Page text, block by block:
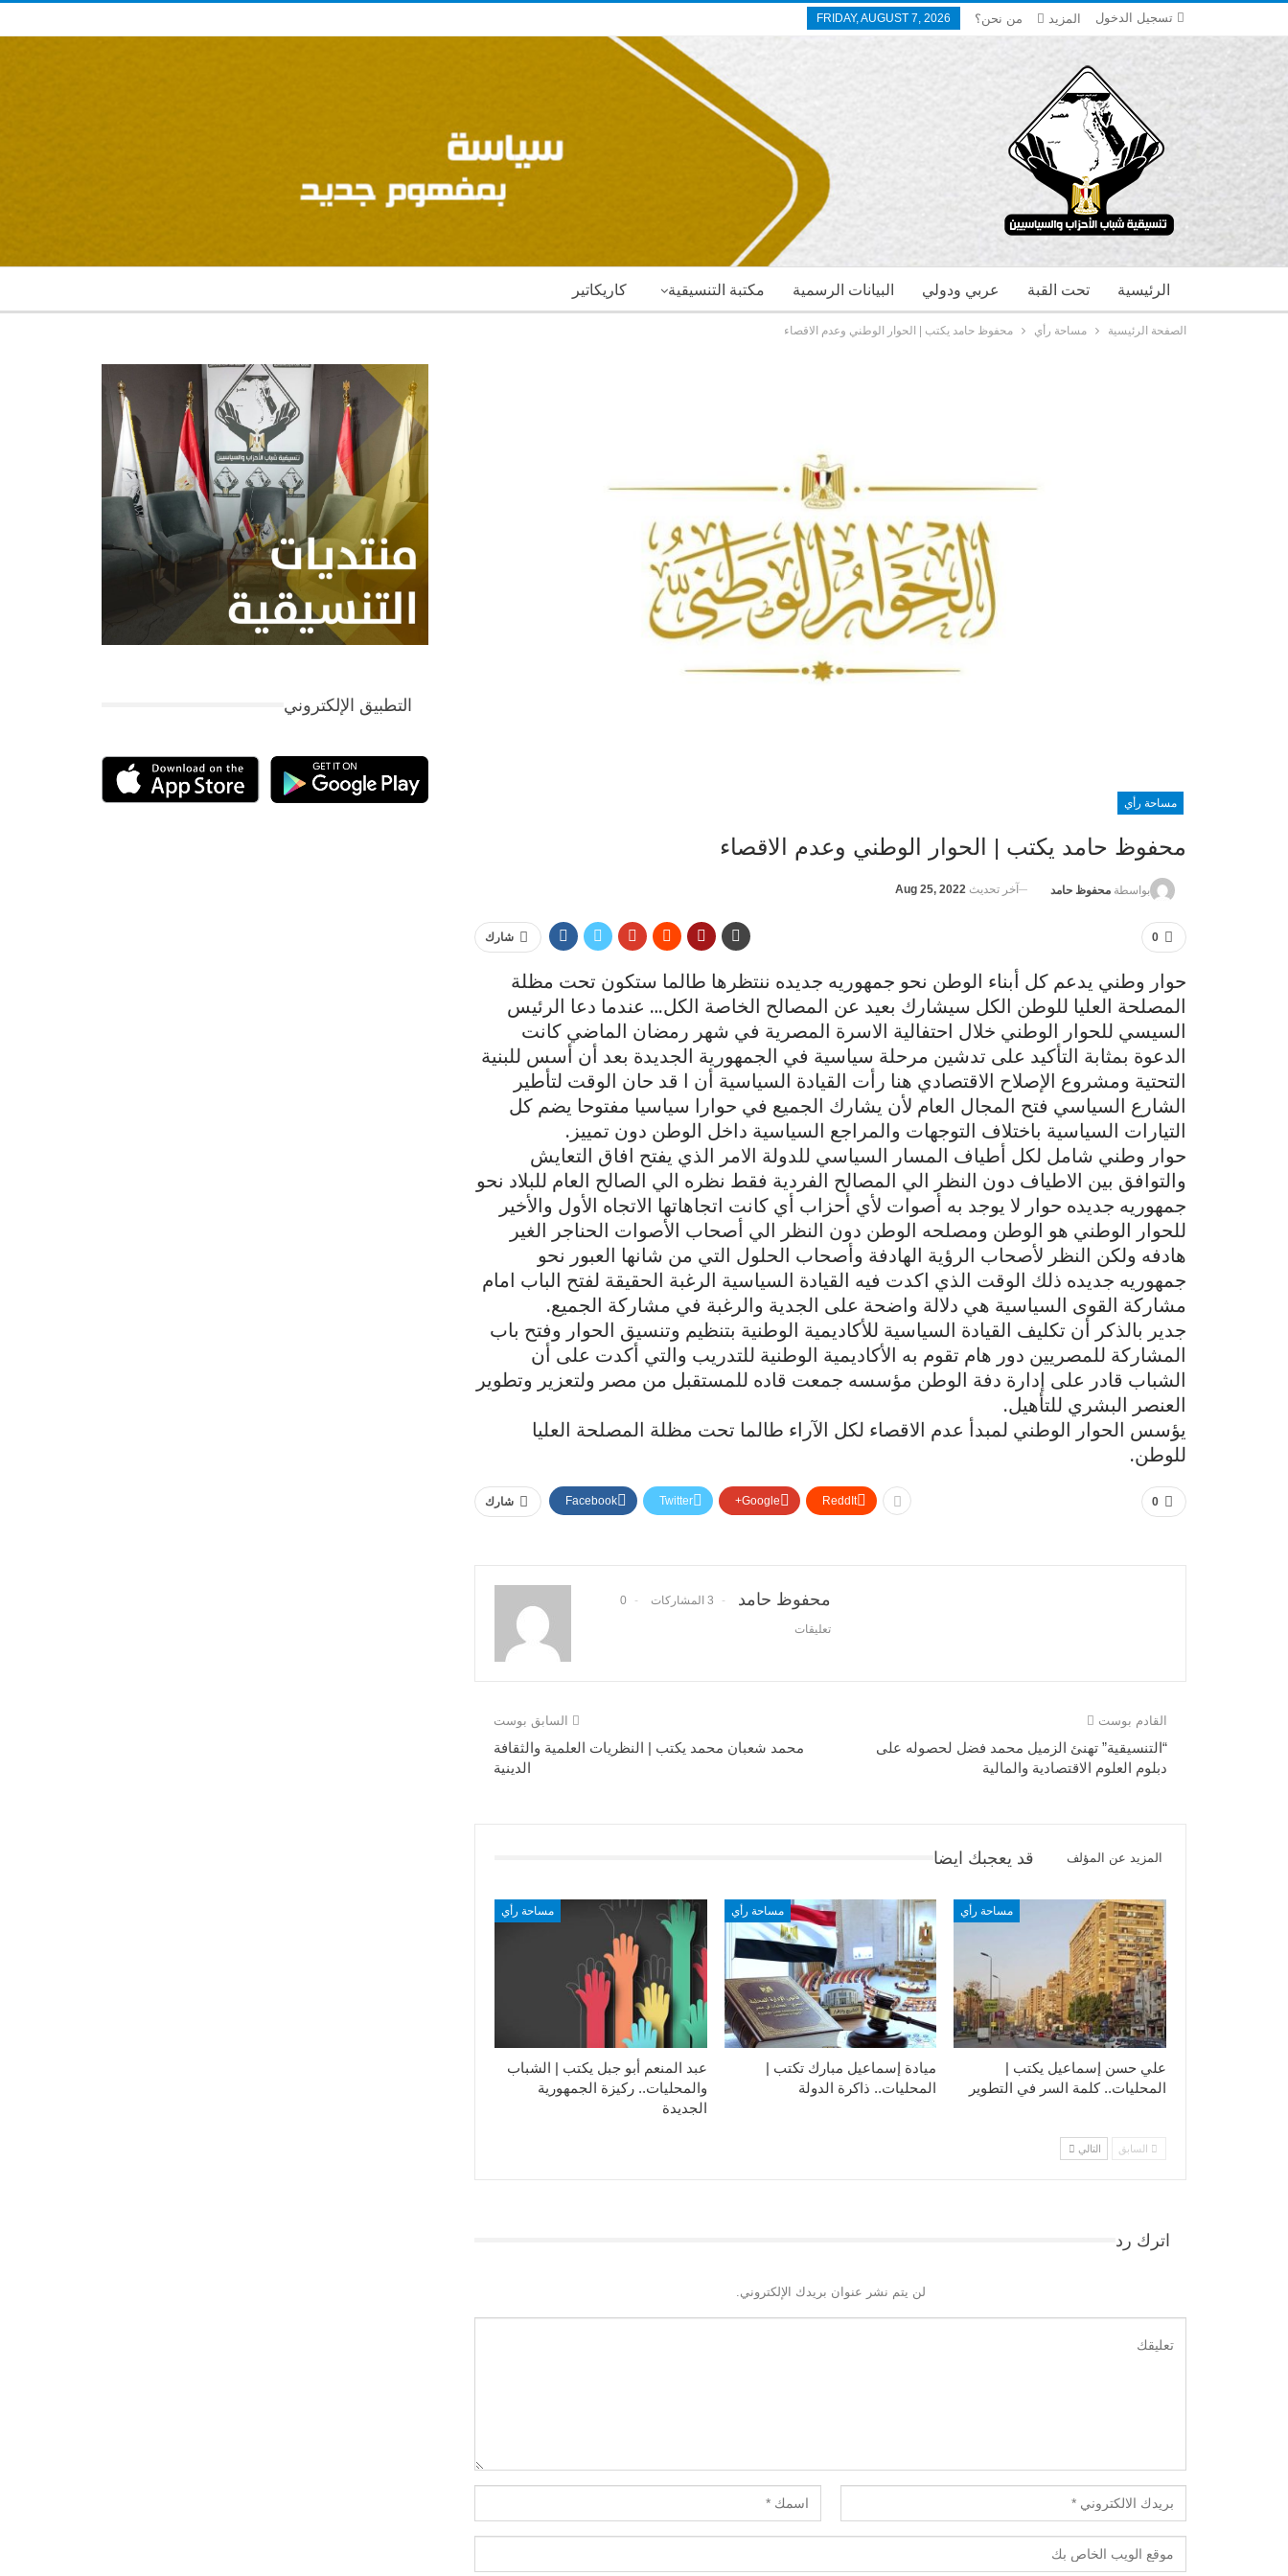
تسجيل الدخول FRIDAY, AUGUST 7, 2026 من نحن؟ المزيد
كاريكاتير مكتبة التنسيقية البيانات الرسمية عربي ودولي تحت القبة الرئيسية
الصفحة الرئيسية مساحة رأي محفوظ حامد يكتب | الحوار الوطني وعدم الاقصاء
مساحة رأي
محفوظ حامد يكتب | الحوار الوطني وعدم الاقصاء
بواسطة محفوظ حامد آخر تحديث Aug 25, 2022
0 شارك
حوار وطني يدعم كل أبناء الوطن نحو جمهوريه جديده ننتظرها طالما ستكون تحت مظلة
المصلحة العليا للوطن الكل سيشارك بعيد عن المصالح الخاصة الكل… عندما دعا الرئيس
السيسي للحوار الوطني خلال احتفالية الاسرة المصرية في شهر رمضان الماضي كانت
الدعوة بمثابة التأكيد على تدشين مرحلة سياسية في الجمهورية الجديدة بعد أن أسس للبنية
التحتية ومشروع الإصلاح الاقتصادي هنا رأت القيادة السياسية أن ا قد حان الوقت لتأطير
الشارع السياسي فتح المجال العام لأن يشارك الجميع في حوارا سياسيا مفتوحا يضم كل
التيارات السياسية باختلاف التوجهات والمراجع السياسية داخل الوطن دون تمييز.
حوار وطني شامل لكل أطياف المسار السياسي للدولة الامر الذي يفتح افاق التعايش
والتوافق بين الاطياف دون النظر الي المصالح الفردية فقط نظره الي الصالح العام للبلاد نحو
جمهوريه جديده حوار لا يوجد به أصوات لأي أحزاب أي كانت اتجاهاتها الاتجاه الأول والأخير
للحوار الوطني هو الوطن ومصلحه الوطن دون النظر الي أصحاب الأصوات الحناجر الغير
هادفه ولكن النظر لأصحاب الرؤية الهادفة وأصحاب الحلول التي من شانها العبور نحو
جمهوريه جديده ذلك الوقت الذي اكدت فيه القيادة السياسية الرغبة الحقيقة لفتح الباب امام
مشاركة القوى السياسية هي دلالة واضحة على الجدية والرغبة في مشاركة الجميع.
جدير بالذكر أن تكليف القيادة السياسية للأكاديمية الوطنية بتنظيم وتنسيق الحوار وفتح باب
المشاركة للمصريين دور هام تقوم به الأكاديمية الوطنية للتدريب والتي أكدت على أن
الشباب قادر على إدارة دفة الوطن مؤسسه جمعت قاده للمستقبل من مصر ولتعزير وتطوير
العنصر البشري للتأهيل.
يؤسس الحوار الوطني لمبدأ عدم الاقصاء لكل الآراء طالما تحت مظلة المصلحة العليا
للوطن.
0 شارك Facebook Twitter Google+ ReddIt
محفوظ حامد 3 المشاركات 0
تعليقات
السابق بوست
محمد شعبان محمد يكتب | النظريات العلمية والثقافة
الدينية
القادم بوست
“التنسيقية” تهنئ الزميل محمد فضل لحصوله على
دبلوم العلوم الاقتصادية والمالية
قد يعجبك ايضا المزيد عن المؤلف
مساحة رأي
عبد المنعم أبو جبل يكتب | الشباب
والمحليات.. ركيزة الجمهورية
الجديدة
مساحة رأي
ميادة إسماعيل مبارك تكتب |
المحليات.. ذاكرة الدولة
مساحة رأي
علي حسن إسماعيل يكتب |
المحليات.. كلمة السر في التطوير​
السابق التالي
اترك رد
لن يتم نشر عنوان بريدك الإلكتروني.
التطبيق الإلكتروني